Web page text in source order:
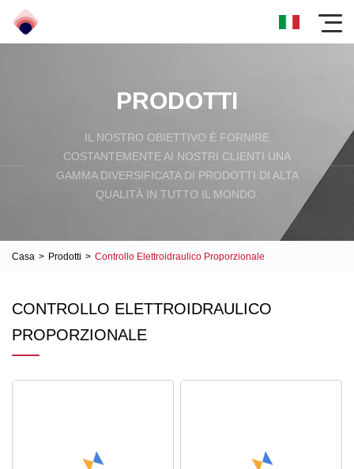
PRODOTTI
IL NOSTRO OBIETTIVO È FORNIRE
COSTANTEMENTE AI NOSTRI CLIENTI UNA
GAMMA DIVERSIFICATA DI PRODOTTI DI ALTA
QUALITÀ IN TUTTO IL MONDO.
Casa > Prodotti > Controllo Elettroidraulico Proporzionale
CONTROLLO ELETTROIDRAULICO
PROPORZIONALE